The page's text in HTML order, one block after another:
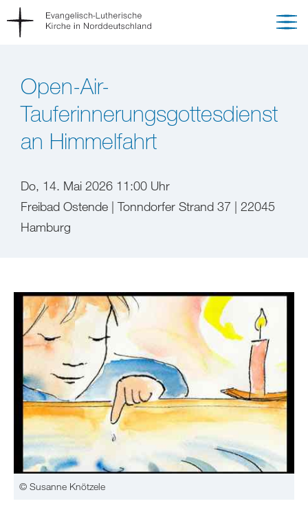
Open-Air-
Tauferinnerungsgottesdienst
an Himmelfahrt
Do, 14. Mai 2026 11:00 Uhr
Freibad Ostende | Tonndorfer Strand 37 | 22045
Hamburg
© Susanne Knötzele